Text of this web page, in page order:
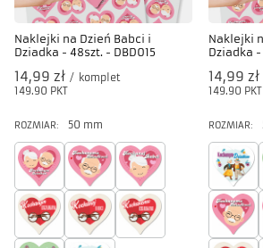
Naklejki na Dzień Babci i
Dziadka - 48szt. - DBD015
14,99 zł / komplet
149.90 PKT
ROZMIAR: 50 mm
Naklejki
Dziadka -
14,99 zł
149.90 PKT
ROZMIAR: